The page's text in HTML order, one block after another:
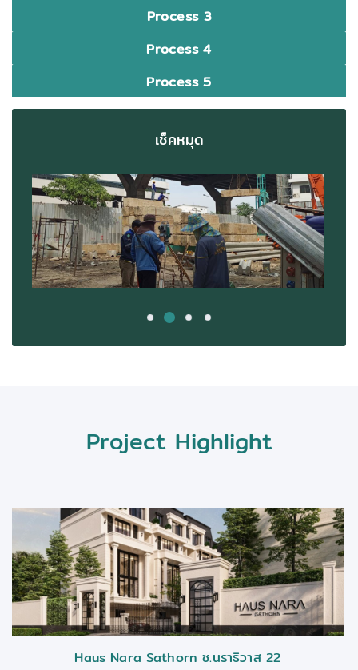
Process 3
Process 4
Process 5
เช็คหมุด
Project Highlight
Haus Nara Sathorn ซ.นราธิวาส 22